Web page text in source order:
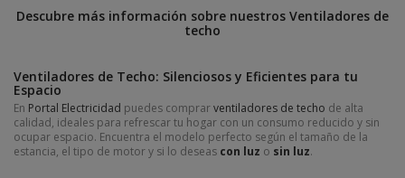
Descubre más información sobre nuestros Ventiladores de
techo
Ventiladores de Techo: Silenciosos y Eficientes para tu
Espacio
En Portal Electricidad puedes comprarventiladores de techo de alta
calidad, ideales para refrescar tu hogar con un consumo reducido y sin
ocupar espacio. Encuentra el modelo perfecto según el tamaño de la
estancia, el tipo de motor y si lo deseas con luz o sin luz.